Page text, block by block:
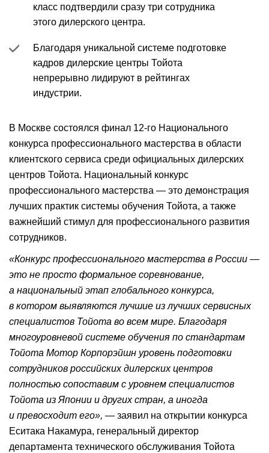
класс подтвердили сразу три сотрудника
этого дилерского центра.
Благодаря уникальной системе подготовке
кадров дилерские центры Тойота
непрерывно лидируют в рейтингах
индустрии.
В Москве состоялся финал 12-го Национального
конкурса профессионального мастерства в области
клиентского сервиса среди официальных дилерских
центров Тойота. Национальный конкурс
профессионального мастерства — это демонстрация
лучших практик системы обучения Тойота, а также
важнейший стимул для профессионального развития
сотрудников.
«Конкурс профессионального мастерства в России —
это не просто формальное соревнование,
а национальный этап глобального конкурса,
в котором выявляются лучшие из лучших сервисных
специалистов Тойота во всем мире. Благодаря
многоуровневой системе обучения по стандартам
Тойота Мотор Корпорэйшн уровень подготовки
сотрудников российских дилерских центров
полностью сопоставим с уровнем специалистов
Тойота из Японии и других стран, а иногда
и превосходит его», — заявил на открытии конкурса
Еситака Накамура, генеральный директор
департамента технического обслуживания Тойота